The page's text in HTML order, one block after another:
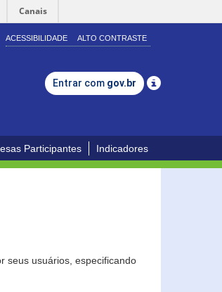
Canais
ACESSIBILIDADE ALTO CONTRASTE
Entrar com gov.br
Participantes Indicadores
seus usuários, especificando